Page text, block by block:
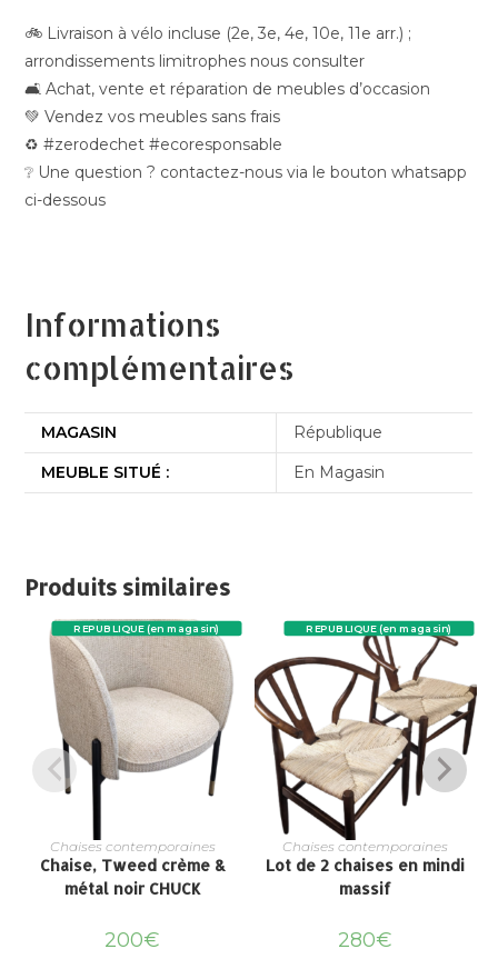
🚲 Livraison à vélo incluse (2e, 3e, 4e, 10e, 11e arr.) ;
arrondissements limitrophes nous consulter
🛋️ Achat, vente et réparation de meubles d’occasion
💚 Vendez vos meubles sans frais
♻️ #zerodechet #ecoresponsable
❔ Une question ? contactez-nous via le bouton whatsapp
ci-dessous
Informations
complémentaires
MAGASIN
République
MEUBLE SITUÉ :
En Magasin
Produits similaires
REPUBLIQUE (en magasin)
Chaises contemporaines
Chaise, Tweed crème &
métal noir CHUCK
200€
REPUBLIQUE (en magasin)
Chaises contemporaines
Lot de 2 chaises en mindi
massif
280€